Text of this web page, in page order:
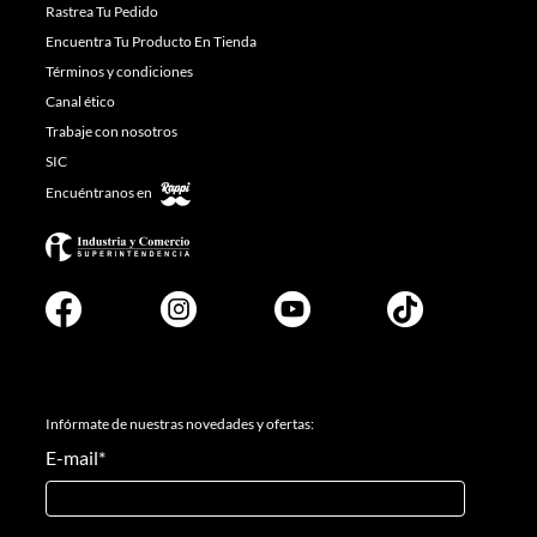
Rastrea Tu Pedido
Encuentra Tu Producto En Tienda
Términos y condiciones
Canal ético
Trabaje con nosotros
SIC
Encuéntranos en
Infórmate de nuestras novedades y ofertas:
E-mail*